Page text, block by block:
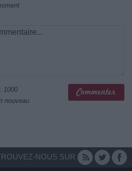
1000
nouveau
NOUS SUR